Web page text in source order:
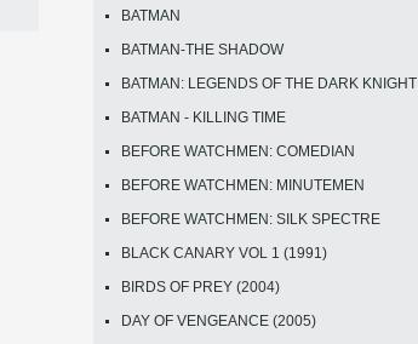
BATMAN
BATMAN-THE SHADOW
BATMAN: LEGENDS OF THE DARK KNIGHT
BATMAN - KILLING TIME
BEFORE WATCHMEN: COMEDIAN
BEFORE WATCHMEN: MINUTEMEN
BEFORE WATCHMEN: SILK SPECTRE
BLACK CANARY VOL 1 (1991)
BIRDS OF PREY (2004)
DAY OF VENGEANCE (2005)